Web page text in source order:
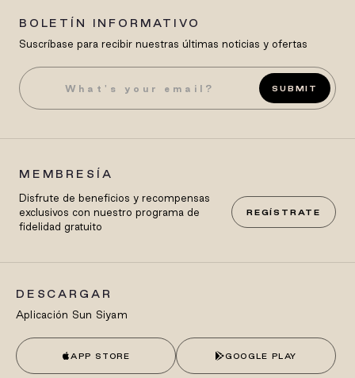
BOLETÍN INFORMATIVO
Suscríbase para recibir nuestras últimas noticias y ofertas
SUBMIT
MEMBRESÍA
Disfrute de beneficios y recompensas
exclusivos con nuestro programa de
fidelidad gratuito
REGÍSTRATE
DESCARGAR
Aplicación Sun Siyam
APP STORE GOOGLE PLAY